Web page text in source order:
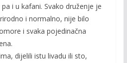
i u kafani. Svako druženje je
i normalno, nije bilo
i svaka pojedinačna
dijelili istu livadu ili sto,